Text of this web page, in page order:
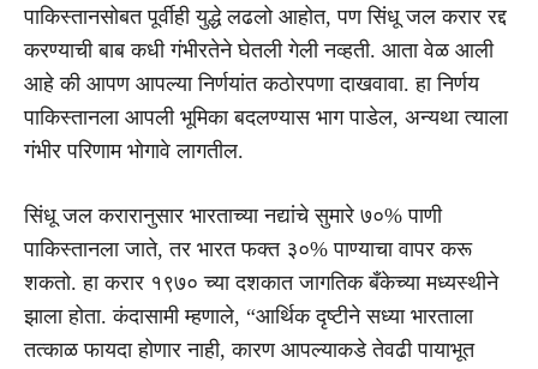
पाकिस्तानसोबत पूर्वीही युद्धे लढलो आहोत, पण सिंधू जल करार रद्द
करण्याची बाब कधी गंभीरतेने घेतली गेली नव्हती. आता वेळ आली
आहे की आपण आपल्या निर्णयांत कठोरपणा दाखवावा. हा निर्णय
पाकिस्तानला आपली भूमिका बदलण्यास भाग पाडेल, अन्यथा त्याला
गंभीर परिणाम भोगावे लागतील.
सिंधू जल करारानुसार भारताच्या नद्यांचे सुमारे ७०% पाणी
पाकिस्तानला जाते, तर भारत फक्त ३०% पाण्याचा वापर करू
शकतो. हा करार १९७० च्या दशकात जागतिक बँकेच्या मध्यस्थीने
झाला होता. कंदासामी म्हणाले, “आर्थिक दृष्टीने सध्या भारताला
तत्काळ फायदा होणार नाही, कारण आपल्याकडे तेवढी पायाभूत